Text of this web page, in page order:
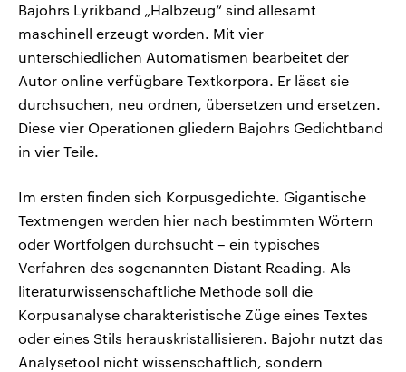
Bajohrs Lyrikband „Halbzeug“ sind allesamt
maschinell erzeugt worden. Mit vier
unterschiedlichen Automatismen bearbeitet der
Autor online verfügbare Textkorpora. Er lässt sie
durchsuchen, neu ordnen, übersetzen und ersetzen.
Diese vier Operationen gliedern Bajohrs Gedichtband
in vier Teile.
Im ersten finden sich Korpusgedichte. Gigantische
Textmengen werden hier nach bestimmten Wörtern
oder Wortfolgen durchsucht – ein typisches
Verfahren des sogenannten Distant Reading. Als
literaturwissenschaftliche Methode soll die
Korpusanalyse charakteristische Züge eines Textes
oder eines Stils herauskristallisieren. Bajohr nutzt das
Analysetool nicht wissenschaftlich, sondern